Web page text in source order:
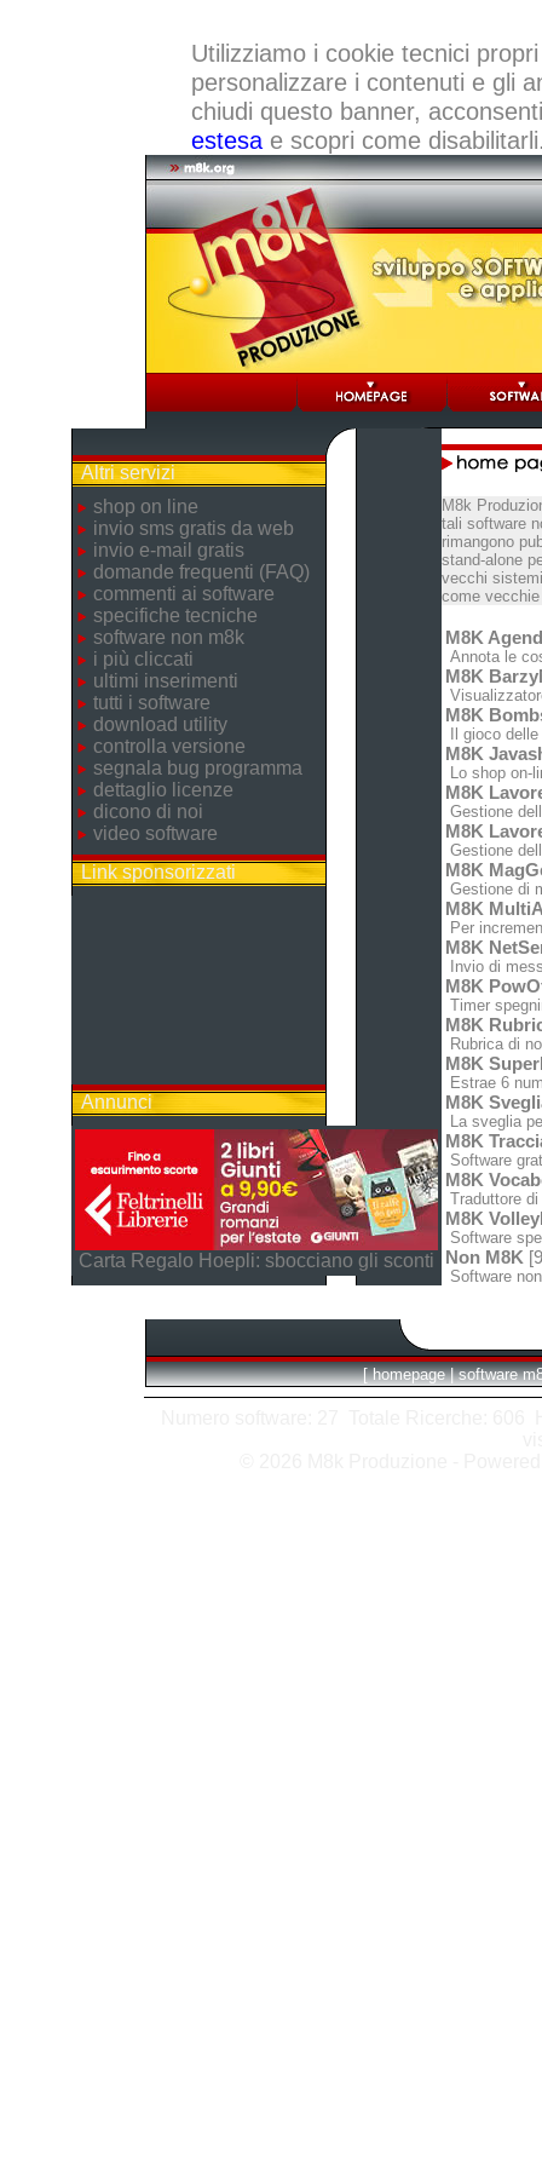
Utilizziamo i cookie tecnici
personalizzare i contenuti e gli
chiudi questo banner,
estesae scopri come
Altri servizi
shop on line
invio sms gratis da web
invio e-mail gratis
domande frequenti (FAQ)
commenti ai software
specifiche tecniche
software non m8k
i più cliccati
ultimi inserimenti
tutti i software
download utility
controlla versione
segnala bug programma
dettaglio licenze
dicono di noi
video software
Link sponsorizzati
Annunci
Carta Regalo Hoepli: sbocciano gli sconti
M8k
tali software
rimangono
stand-alone
vecchi
come
M8K
Annota le
M8K
M8K
Il gioco
M8K
Lo shop on-
M8K
Gestione
M8K
Gestione
M8K
Gestione di
M8K
Per
M8K
Invio di
M8K
Timer
M8K
Rubrica di
M8K
Estrae 6
M8K
La sveglia
M8K
Software
M8K
Traduttore
M8K
Software
Non M8K
Software
[ homepage | software